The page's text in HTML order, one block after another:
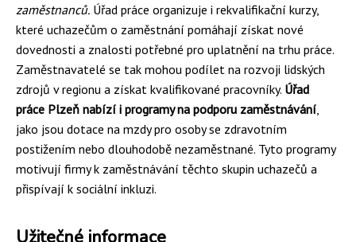
zaměstnanců. Úřad práce organizuje i rekvalifikační kurzy,
které uchazečům o zaměstnání pomáhají získat nové
dovednosti a znalosti potřebné pro uplatnění na trhu práce.
Zaměstnavatelé se tak mohou podílet na rozvoji lidských
zdrojů v regionu a získat kvalifikované pracovníky. Úřad
práce Plzeň nabízí i programy na podporu zaměstnávání
jako jsou dotace na mzdy pro osoby se zdravotním
postižením nebo dlouhodobě nezaměstnané. Tyto programy
motivují firmy k zaměstnávání těchto skupin uchazečů a
přispívají k sociální inkluzi.
Užitečné informace